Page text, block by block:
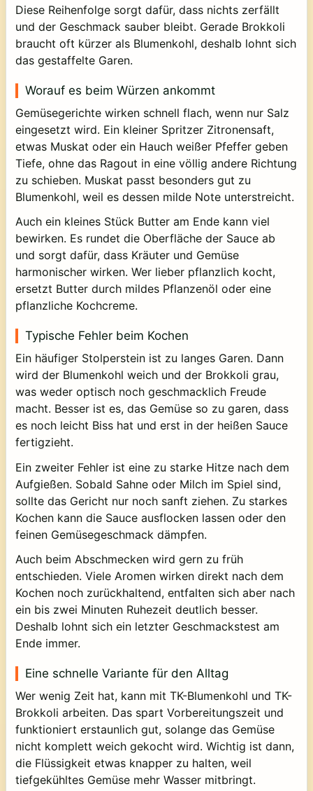
Diese Reihenfolge sorgt dafür, dass nichts zerfällt
und der Geschmack sauber bleibt. Gerade Brokkoli
braucht oft kürzer als Blumenkohl, deshalb lohnt sich
das gestaffelte Garen.
Worauf es beim Würzen ankommt
Gemüsegerichte wirken schnell flach, wenn nur Salz
eingesetzt wird. Ein kleiner Spritzer Zitronensaft,
etwas Muskat oder ein Hauch weißer Pfeffer geben
Tiefe, ohne das Ragout in eine völlig andere Richtung
zu schieben. Muskat passt besonders gut zu
Blumenkohl, weil es dessen milde Note unterstreicht.
Auch ein kleines Stück Butter am Ende kann viel
bewirken. Es rundet die Oberfläche der Sauce ab
und sorgt dafür, dass Kräuter und Gemüse
harmonischer wirken. Wer lieber pflanzlich kocht,
ersetzt Butter durch mildes Pflanzenöl oder eine
pflanzliche Kochcreme.
Typische Fehler beim Kochen
Ein häufiger Stolperstein ist zu langes Garen. Dann
wird der Blumenkohl weich und der Brokkoli grau,
was weder optisch noch geschmacklich Freude
macht. Besser ist es, das Gemüse so zu garen, dass
es noch leicht Biss hat und erst in der heißen Sauce
fertigzieht.
Ein zweiter Fehler ist eine zu starke Hitze nach dem
Aufgießen. Sobald Sahne oder Milch im Spiel sind,
sollte das Gericht nur noch sanft ziehen. Zu starkes
Kochen kann die Sauce ausflocken lassen oder den
feinen Gemüsegeschmack dämpfen.
Auch beim Abschmecken wird gern zu früh
entschieden. Viele Aromen wirken direkt nach dem
Kochen noch zurückhaltend, entfalten sich aber nach
ein bis zwei Minuten Ruhezeit deutlich besser.
Deshalb lohnt sich ein letzter Geschmackstest am
Ende immer.
Eine schnelle Variante für den Alltag
Wer wenig Zeit hat, kann mit TK-Blumenkohl und TK-
Brokkoli arbeiten. Das spart Vorbereitungszeit und
funktioniert erstaunlich gut, solange das Gemüse
nicht komplett weich gekocht wird. Wichtig ist dann,
die Flüssigkeit etwas knapper zu halten, weil
tiefgekühltes Gemüse mehr Wasser mitbringt.